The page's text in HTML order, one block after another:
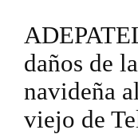
daños de
navideña
viejo de